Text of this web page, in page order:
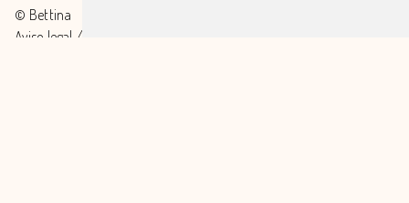
© Bettina
Aviso legal /